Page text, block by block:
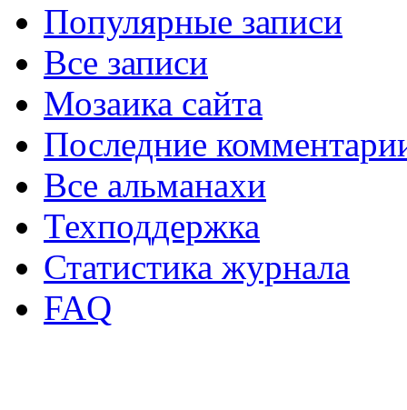
Популярные записи
Все записи
Мозаика сайта
Последние
Все альманахи
Техподдержка
Статистика журнала
FAQ